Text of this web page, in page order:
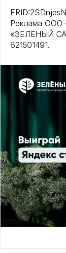
Реклама
«ЗЕЛЕНЫЙ
621501491.